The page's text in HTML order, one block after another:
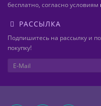
бесплатно, согласно условиям
РАССЫЛКА
Подпишитесь на рассылку и
покупку!